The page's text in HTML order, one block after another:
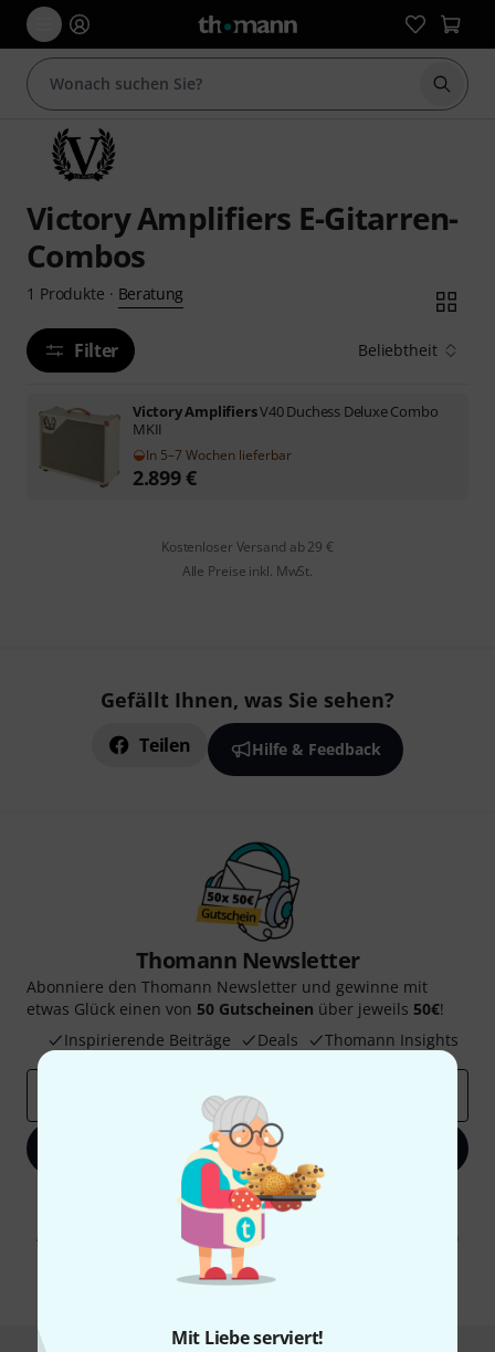
Mit Liebe serviert!
Suche
Victory Amplifiers E-Gitarren-
Combos
1 Produkte · Beratung
Filter Beliebtheit
Victory AmplifiersV40 Duchess Deluxe Combo
MKII
In 5–7 Wochen lieferbar
2.899€
Kostenloser Versand ab 29 €
Alle Preise inkl. MwSt.
Gefällt Ihnen, was Sie sehen?
Teilen Hilfe & Feedback
Thomann Newsletter
Abonniere den Thomann Newsletter und gewinne mit
etwas Glück einen von 50 Gutscheinen über jeweils 50€!
Inspirierende Beiträge
Deals Thomann Insights
Jetzt anmelden
Mit Klick auf „Jetzt anmelden“ stimmen Sie dem Erhalt von E-Mail-
Werbung und einer Messung des E-Mail-Nutzungsverhaltens zu. Die
Abmeldung ist jederzeit möglich. Weitere Informationen finden Sie in
unserenDatenschutzhinweisen
* Pflichtfeld